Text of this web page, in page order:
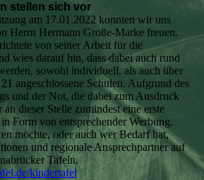
stellen sich vor
am 17.01.2022 konnten wir uns
Herrn Hermann Große-Marke freuen.
von seiner Arbeit für die
wies darauf hin, dass dabei auch rund
sowohl individuell, als auch über
angeschlossene Schulen. Aufgrund des
und der Not, die dabei zum Ausdruck
dieser Stelle zumindest eine erste
Form von entsprechender Werbung.
möchte, oder auch wer Bedarf hat,
und regionale Ansprechpartner auf
Tafeln.
kindertafel